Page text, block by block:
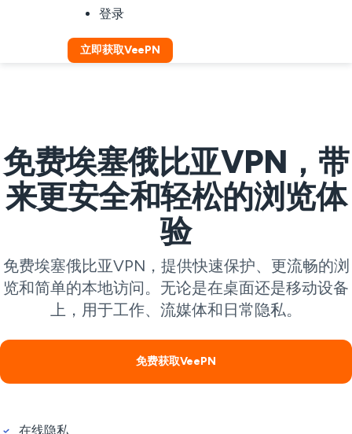
登录
立即获取VeePN
免费埃塞俄比亚VPN，带
来更安全和轻松的浏览体
验
免费埃塞俄比亚VPN，提供快速保护、更流畅的浏
览和简单的本地访问。无论是在桌面还是移动设备
上，用于工作、流媒体和日常隐私。
免费获取VeePN
在线隐私